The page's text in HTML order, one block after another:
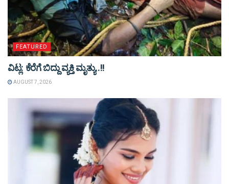
FEATURED
ವಿಟ್ಲ: ಕೆರೆಗೆ ಬಿದ್ದು ವ್ಯಕ್ತಿ ಮೃತ್ಯು..!!
AUGUST 7, 2026